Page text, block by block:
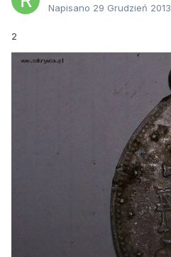
Napisano 29 Grudzień 2013
2